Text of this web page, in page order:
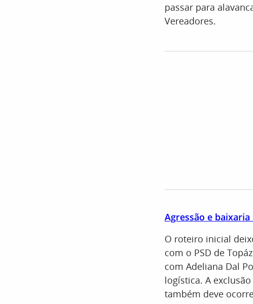
passar para
Vereadores.
Agressão e
O roteiro inicial
com o PSD de
com Adeliana Dal
logística. A
também deve